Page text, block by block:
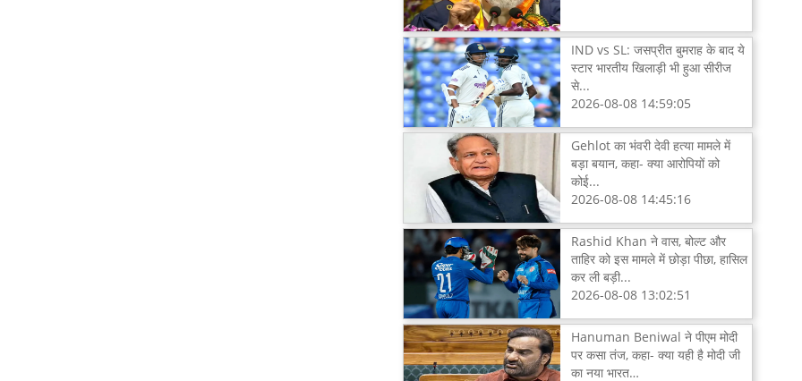
IND vs SL: जसप्रीत बुमराह के बाद ये
स्टार भारतीय खिलाड़ी भी हुआ सीरीज
से...
2026-08-08 14:59:05
Gehlot का भंवरी देवी हत्या मामले में
बड़ा बयान, कहा- क्या आरोपियों को
कोई...
2026-08-08 14:45:16
Rashid Khan ने वास, बोल्ट और
ताहिर को इस मामले में छोड़ा पीछा, हासिल
कर ली बड़ी...
2026-08-08 13:02:51
Hanuman Beniwal ने पीएम मोदी
पर कसा तंज, कहा- क्या यही है मोदी जी
का नया भारत…